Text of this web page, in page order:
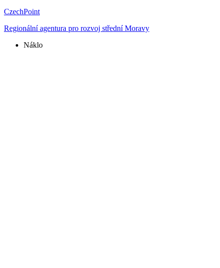
CzechPoint
Regionální agentura pro rozvoj střední Moravy
Náklo